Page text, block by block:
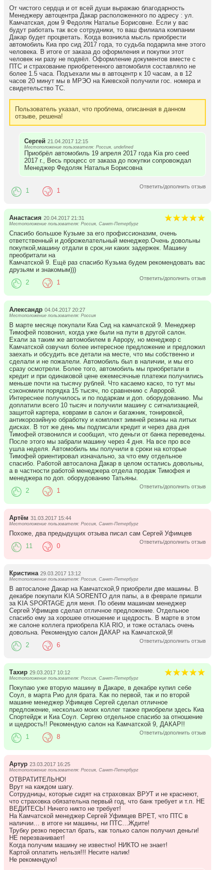
- Ассоциации торгово-промышленных палат Северо-Запада
России и Евро-Арктической торговой палаты (Баренц-Палата).
Автоцентр «ДАКАР» - официальным дилер Kia в Санкт-
Петербурге В 2006 году компания «ДАКАР» была признана
«Лучшим дилером по продажам автомобилей Kia в Северо-
Западном федеральном округе».
В конце 2009 года автоцентр «ДАКАР» открыл новый Центр Kia
на улице Камчатской, 9.
Центр Kia на улице Камчатской - это просторный шоу-рум,
большой выбор автомобилей, квалифицированные продавцы-
консультанты.
В Центре Kia на улице Камчатской располагается современный
Опытные специалисты оказывают полный комплекс услуг по
обслуживанию автомобилей Kia.
От чистого сердца и от всей души выражаю благодарность
Менеджеру автоцентра Дакар расположенного по адресу : ул.
Камчатская, дом 9 Федоляк Наталье Борисовне. Если у вас
будут работать так все сотрудники, то ваш филиала компании
Дакар будет процветать. Когда возникла мысль приобрести
автомобиль Киа про сид 2017 года, то судьба подарила мне этого
человека. В итоге от заказа до оформления и покупки этот
человек ни разу не подвёл. Оформление документов вместе с
ПТС и страхование приобретенного автомобиля составляло не
более 1.5 часа. Подъехали мы в автоцентр к 10 часам, а в 12
часов 20 минут мы в МРЭО на Киевской получили гос. номера и
свидетельство ТС.
Пользователь указал, что проблема, описанная в данном
отзыве, решена!
Сергей 21.04.2017 12:15
Местоположение пользователя: Россия, undefined
Приобрёл автомобиль 19 апреля 2017 года Kia pro ceed
2017 г., Весь процесс от заказа до покупки сопровождал
Менеджер Федоляк Наталья Борисовна
Ответить/дополнить отзыв
1 1
Анастасия20.04.2017 21:31
Местоположение пользователя: Россия, Санкт-Петербург
Спасибо большое Кузьме за его профиссионазим, очень
ответственный и доброжелательный менеджер.Очень довольны
покупкой,машину отдали в срок,ни каких задержек. Машину
преобритали на
Камчатской 9. Ещё раз спасибо Кузьма будем рекомендовать вас
друзьям и знакомым)))
Ответить/дополнить отзыв
2 1
Александр 04.04.2017 20:27
Местоположение пользователя: Россия
В марте месяце покупали Киа Сид на камчатской 9. Менеджер
Тимофей позвонил, когда уже были на пути в другой салон.
Ехали за таким же автомобилем в Аврору, но менеджер с
Камчатской озвучил более интересное предложение и предложил
заехать и обсудить все детали на месте, что мы собственно и
сделали и не пожалели. Автомобиль был в наличии, и мы его
сразу осмотрели. Более того, автомобиль мы приобретали в
кредит и при одинаковой цене ежемесячные платежи получились
меньше почти на тысячу рублей. Что касаемо каско, то тут мы
сэкономили порядка 15 тысяч, по сравнению с Авророй.
Интереснее получилось и по подаркам и доп. оборудованию. Мы
доплатили всего 10 тысяч и получили машину с сигнализацией,
защитой картера, коврами в салон и багажник, тонировкой,
антикорозийную обработку и комплект зимней резины на литых
дисках. В тот же день мы подписали кредит и через два дня
Тимофей отзвонился и сообщил, что деньги от банка переведены.
После этого мы забрали машину через 4 дня. На все про все
ушла неделя. Автомобиль мы получили в сроки на которые
Тимофей ориентировал изначально, за что ему отдельное
спасибо. Работой автосалона Дакар в целом остались довольны,
а в частности работой менеджера отдела продаж Тимофея и
менеджера по доп. оборудованию Татьяны.
Ответить/дополнить отзыв
2 1
Артём31.03.2017 15:44
Местоположение пользователя: Россия, Санкт-Петербург
Похоже, два предыдущих отзыва писал сам Сергей Уфимцев
Ответить/дополнить отзыв
11 0
Кристина 29.03.2017 13:12
Местоположение пользователя: Россия, Санкт-Петербург
В автосалоне Дакар на Камчатской,9 приобрели две машины. В
декабре покупали KIA SORENTO для папы, а в феврале пришли
за KIA SPORTAGE для меня. По обеим машинам менеджер
Сергей Уфимцев сделал отличное предложение. Отдельное
спасибо ему за хорошее отношение и щедрость. В марте в этом
же салоне коллега приобрела KIA RIO, и тоже осталась очень
довольна. Рекомендую салон ДАКАР на Камчатской,9!
Ответить/дополнить отзыв
2 6
Тахир 29.03.2017 10:12
Местоположение пользователя: Россия, Санкт-Петербург
Покупаю уже вторую машину в Дакаре, в декабре купил себе
Соул, в марта Рио для брата. Как по первой, так и по второй
машине менеджер Уфимцев Сергей сделал отличное
предложение, несколько моих коллег также приобрели здесь Киа
Спортейдж и Киа Соул. Сергею отдельное спасибо за отношение
и щедрость!! Рекомендую салон на Камчатской 9, ДАКАР!!
Ответить/дополнить отзыв
1 8
Артур 23.03.2017 16:25
Местоположение пользователя: Россия, Санкт-Петербург
ОТВРАТИТЕЛЬНО!
Врут на каждом шагу.
Сотрудницы, которые сидят на страховках ВРУТ и не краснеют,
что страховка обязательна первый год, что банк требует и т.п. НЕ
ВЕДИТЕСЬ! Ничего никто не требует!
На Камчатской менеджер Сергей Уфимцев ВРЕТ, что ПТС в
наличии… в итоге ни машины, ни ПТС…Ждите!
Трубку резко перестал брать, как только салон получил деньги!
НЕ перезванивает!
Когда получим машину не известно! НИКТО не знает!
Картой оплатить нельзя!!! Несите налик!
Не рекомендую!